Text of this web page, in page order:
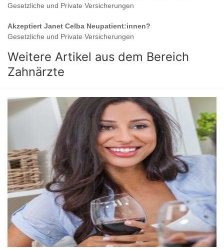
Gesetzliche und Private Versicherungen
Akzeptiert Janet Celba Neupatient:innen?
Gesetzliche und Private Versicherungen
Weitere Artikel aus dem Bereich
Zahnärzte